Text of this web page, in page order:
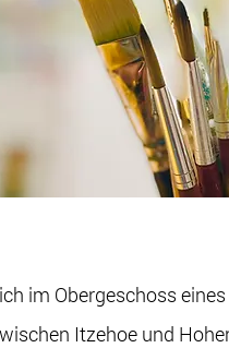
im Obergeschoss
Itzehoe und